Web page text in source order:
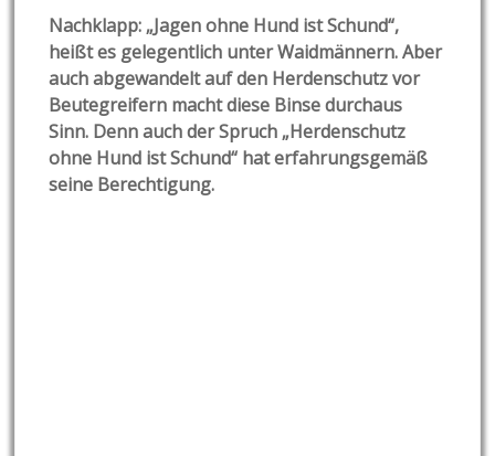
Nachklapp: „Jagen ohne Hund ist Schund“,
heißt es gelegentlich unter Waidmännern. Aber
auch abgewandelt auf den Herdenschutz vor
Beutegreifern macht diese Binse durchaus
Sinn. Denn auch der Spruch „Herdenschutz
ohne Hund ist Schund“ hat erfahrungsgemäß
seine Berechtigung.